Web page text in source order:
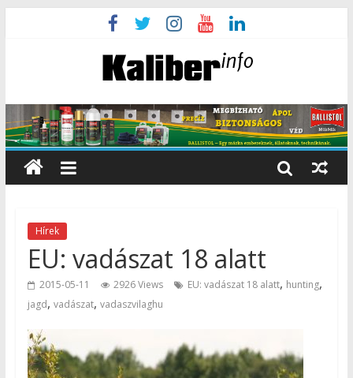
Hírek
EU: vadászat 18 alatt
2015-05-11 2926 Views EU: vadászat 18 alatt, hunting,
jagd, vadászat, vadaszvilaghu